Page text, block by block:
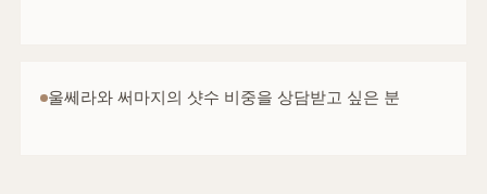
울쎄라와 써마지의 샷수 비중을 상담받고 싶은 분